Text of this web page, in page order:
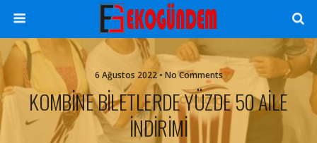
6 Ağustos 2022 • No Comments
KOMBİNE BİLETLERDE YÜZDE 50 AİLE
İNDİRİMİ